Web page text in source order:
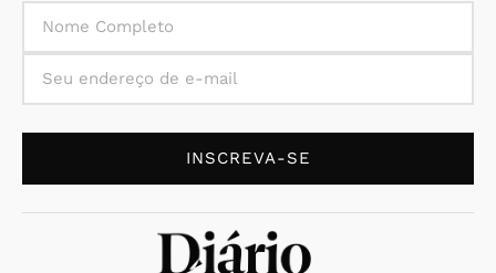
INSCREVA-SE